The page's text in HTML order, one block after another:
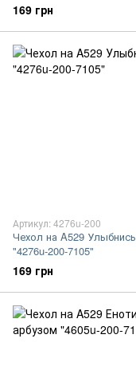
169 грн
Артикул: 4276u-200
Чехол на A529 Улыбнись
"4276u-200-7105"
169 грн